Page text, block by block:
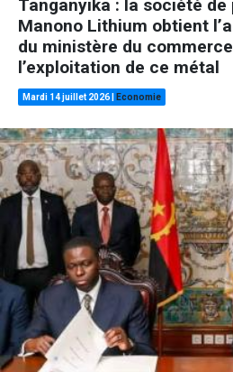
Tanganyika : la société
Manono Lithium obtient
du ministère du
l’exploitation de ce métal
Mardi 14 juillet 2026 Economie